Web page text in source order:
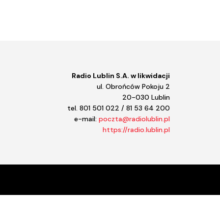
Radio Lublin S.A. w likwidacji
ul. Obrońców Pokoju 2
20-030 Lublin
tel. 801 501 022 / 81 53 64 200
e-mail: poczta@radiolublin.pl
https://radio.lublin.pl